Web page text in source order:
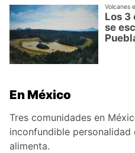
Volcanes
Los 3
se
En México
Tres comunidades en
inconfundible personalidad
alimenta.